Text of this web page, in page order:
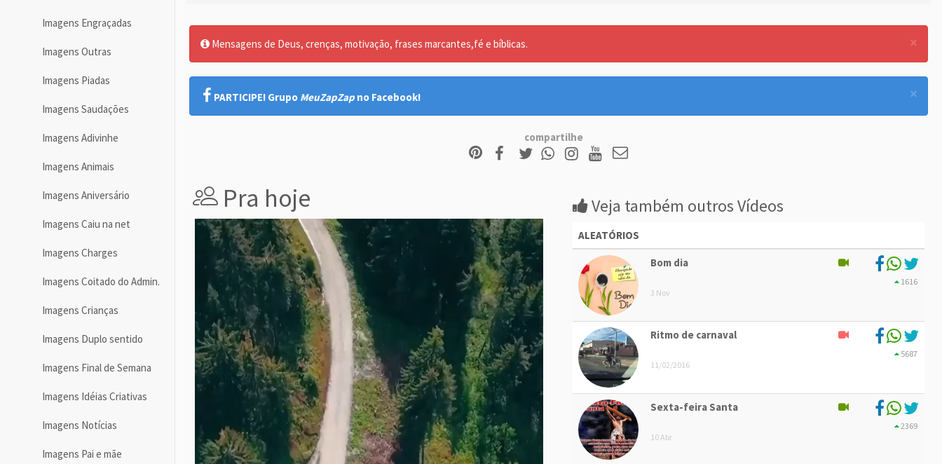
Imagens Engraçadas
Imagens Outras
Imagens Piadas
Imagens Saudações
Imagens Adivinhe
Imagens Animais
Imagens Aniversário
Imagens Caiu na net
Imagens Charges
Imagens Coitado do Admin.
Imagens Crianças
Imagens Duplo sentido
Imagens Final de Semana
Imagens Idéias Criativas
Imagens Notícias
Imagens Pai e mãe
×
Mensagens de Deus, crenças, motivação, frases marcantes,fé e bíblicas.
×
PARTICIPE! Grupo MeuZapZap no Facebook!
compartilhe
Pra hoje Veja também outros Vídeos
ALEATÓRIOS
Bom dia
3 Nov
1616
Ritmo de carnaval
11/02/2016
5687
Sexta-feira Santa
10 Abr
2369